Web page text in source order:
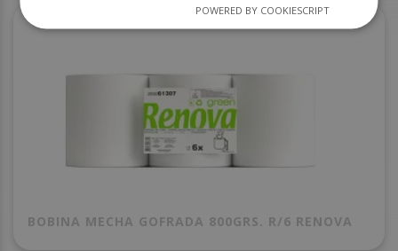
BOBINA MECHA GOFRADA 800GRS. R/6 RENOVA
POWERED BY COOKIESCRIPT